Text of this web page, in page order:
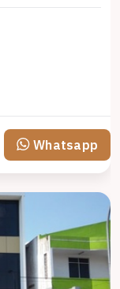
Whatsapp